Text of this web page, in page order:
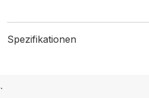
Spezifikationen
`